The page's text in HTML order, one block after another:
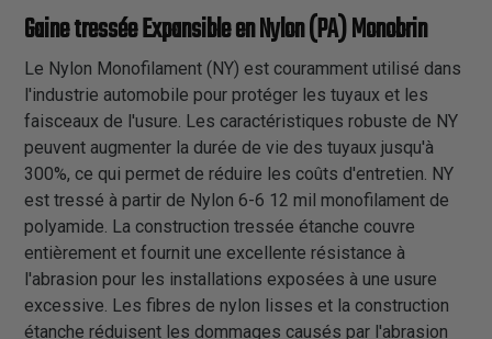
Gaine tressée Expansible en Nylon (PA) Monobrin
Le Nylon Monofilament (NY) est couramment utilisé dans
l'industrie automobile pour protéger les tuyaux et les
faisceaux de l'usure. Les caractéristiques robuste de NY
peuvent augmenter la durée de vie des tuyaux jusqu'à
300%, ce qui permet de réduire les coûts d'entretien. NY
est tressé à partir de Nylon 6-6 12 mil monofilament de
polyamide. La construction tressée étanche couvre
entièrement et fournit une excellente résistance à
l'abrasion pour les installations exposées à une usure
excessive. Les fibres de nylon lisses et la construction
étanche réduisent les dommages causés par l'abrasion